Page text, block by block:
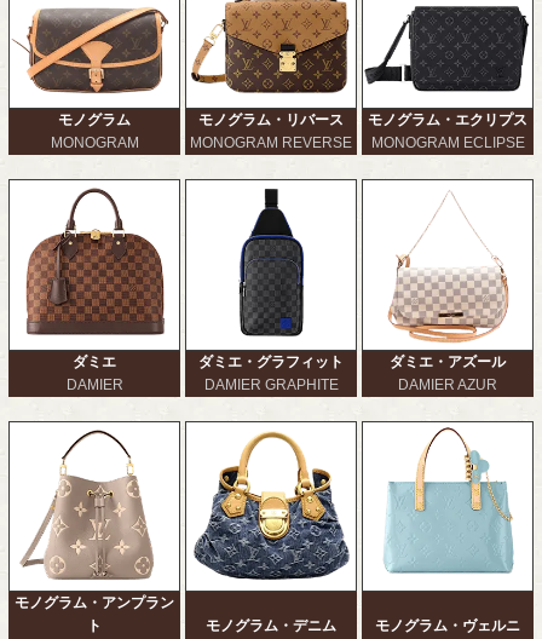
モノグラム
MONOGRAM
モノグラム・リバース
MONOGRAM REVERSE
モノグラム・エクリプス
MONOGRAM ECLIPSE
ダミエ
DAMIER
ダミエ・グラフィット
DAMIER GRAPHITE
ダミエ・アズール
DAMIER AZUR
モノグラム・アンプラン
ト
モノグラム・デニム
モノグラム・ヴェルニ